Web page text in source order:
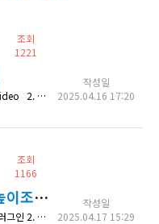
조회
1221
1. 정확한 제품 또는 플러그인 이름 hwaikeul-video 2. 상세 내용 메인 화면에는 게시글이 3개가 보이고 서브 메뉴에는 게시글이 9개 보이게 수정할 수 있을까요? 3. 확인 가능한 상세 페이지 주소 메인 화면 : https://missionrules.com/ 서브 화면 : https://missionrules.com/mission-on-screen/ 4. 수정한 코드 내역 (있다면)
작성일
2025.04.16 17:20
조회
1166
ask-one 플러그인 검색버튼 높이조절 가능한가요?
1. 정확한 제품 또는 플러그인 이름 ask-one 플러그인 2. 상세 내용 https://imgur.com/a/zDCjcnr 이미지에서 확인할 수 있듯이 검색버튼에 높이조절 에 대한 CSS 코드 문의 드립니다. 3. 확인 가능한 상세 페이지 주소 https://whalemall.kr/counseling/ 4. 수정한 코드 내역 (있다면) 현재 코드를 설정하였지만, 그림속 이미지가 조절되는 현상 발생
작성일
2025.04.17 15:29